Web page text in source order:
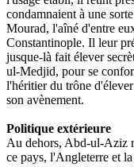
condamnaient à une
Mourad, l'aîné d'entre
Constantinople. Il leur
jusque-là fait élever
ul-Medjid, pour se
l'héritier du trône
son avènement.
Politique extérieure
Au dehors, Abd-ul-Aziz
ce pays, l'Angleterre et